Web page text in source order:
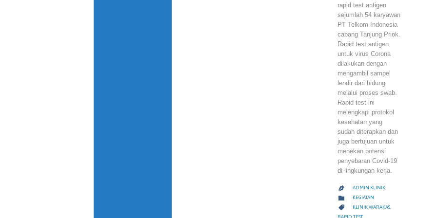
rapid test antigen
sejumlah 54 karyawan
PT Telkom Indonesia
cabang Tanjung Priok.
Rapid test antigen
untuk virus Corona
dilakukan dengan
mengambil sampel
lendir dari hidung
melalui proses swab.
Rapid test ini
melengkapi protokol
kesehatan yang
sudah diterapkan dan
juga bertujuan untuk
menekan potensi
penyebaran Covid-19
di lingkungan kerja.
 ADMIN KLINIK
 CATEGORY
KEGIATAN
 CATEGORY
KLINIK WARAKAS,
RAPID TEST,